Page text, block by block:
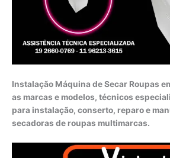
Instalação Máquina de Secar Roupas
as marcas e modelos, técnicos
para instalação, conserto, reparo e
secadoras de roupas multimarcas.